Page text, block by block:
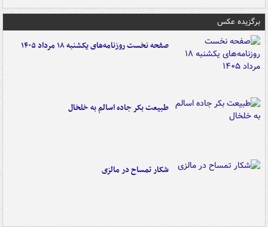
برگزیده عکس
صفحه نخست روزنامه‌های یکشنبه ۱۸ مرداد ۱۴۰۵
طبیعت بکر جاده اسالم به خلخال
شکار تمساح در مالزی